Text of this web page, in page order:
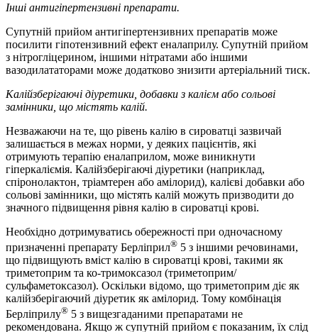
Інші антигіпертензивні препарати.
Супутній прийом антигіпертензивних препаратів може
посилити гіпотензивний ефект еналаприлу. Супутній прийом
з нітрогліцерином, іншими нітратами або іншими
вазодилататорами може додатково знизити артеріальний тиск.
Калійзберігаючі діуретики, добавки з калієм або сольові
замінники, що містять калій.
Незважаючи на те, що рівень калію в сироватці зазвичай
залишається в межах норми, у деяких пацієнтів, які
отримують терапію еналаприлом, може виникнути
гіперкаліємія. Калійзберігаючі діуретики (наприклад,
спіронолактон, тріамтерен або амілорид), калієві добавки або
сольові замінники, що містять калій можуть призводити до
значного підвищення рівня калію в сироватці крові.
Необхідно дотримуватись обережності при одночасному
призначенні препарату Берліприл® 5 з іншими речовинами,
що підвищують вміст калію в сироватці крові, такими як
триметоприм та ко-тримоксазол (триметоприм/
сульфаметоксазол). Оскільки відомо, що триметоприм діє як
калійзберігаючий діуретик як амілорид. Тому комбінація
Берліприлу® 5 з вищезгаданими препаратами не
рекомендована. Якщо ж супутній прийом є показаним, їх слід